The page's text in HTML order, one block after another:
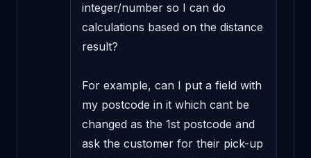
integer/number so I can do
calculations based on the distance
result?
For example, can I put a field with
my postcode in it which cant be
changed as the 1st postcode and
ask the customer for their pick-up